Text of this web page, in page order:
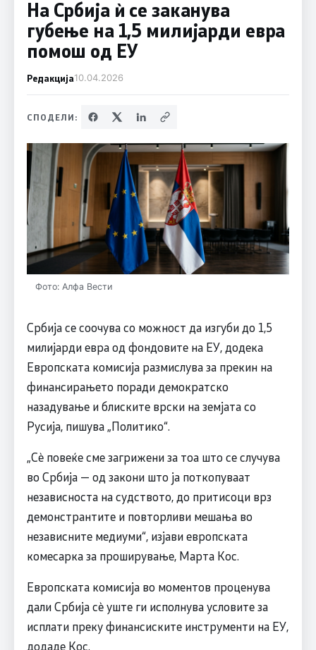
На Србија ѝ се заканува
губење на 1,5 милијарди евра
помош од ЕУ
Редакција10.04.2026
СПОДЕЛИ:
Фото: Алфа Вести
Србија се соочува со можност да изгуби до 1,5
милијарди евра од фондовите на ЕУ, додека
Европската комисија размислува за прекин на
финансирањето поради демократско
назадување и блиските врски на земјата со
Русија, пишува „Политико“.
„Сè повеќе сме загрижени за тоа што се случува
во Србија — од закони што ја поткопуваат
независноста на судството, до притисоци врз
демонстрантите и повторливи мешања во
независните медиуми“, изјави европската
комесарка за проширување, Марта Кос.
Европската комисија во моментов проценува
дали Србија сè уште ги исполнува условите за
исплати преку финансиските инструменти на ЕУ,
додаде Кос.